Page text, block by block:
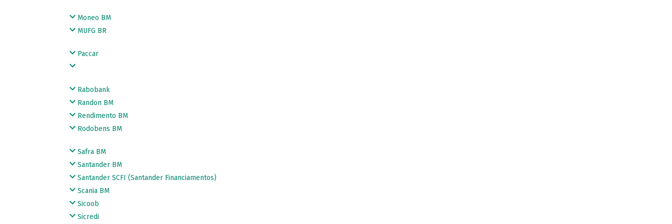
Moneo BM
MUFG BR
Paccar
Rabobank
Randon BM
Rendimento BM
Rodobens BM
Safra BM
Santander BM
Santander SCFI (Santander Financiamentos)
Scania BM
Sicoob
Sicredi